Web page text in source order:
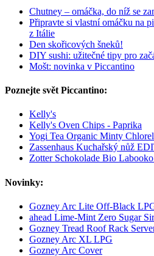
Chutney – omáčka, do níž se
Připravte si vlastní omáčku na
z Itálie
Den skořicových šneků!
DIY sushi: užitečné tipy pro
Mošt: novinka v Piccantino
Poznejte svět Piccantino:
Kelly's
Kelly's Oven Chips - Paprika
Yogi Tea Organic Minty
Zassenhaus Kuchařský nůž
Zotter Schokolade Bio
Novinky:
Gozney Arc Lite Off-Black
ahead Lime-Mint Zero Sugar
Gozney Tread Roof Rack
Gozney Arc XL LPG
Gozney Arc Cover